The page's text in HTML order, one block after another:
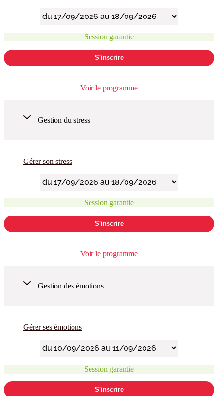
Session garantie
S'inscrire
Voir le programme
Gestion du stress
Gérer son stress
Session garantie
S'inscrire
Voir le programme
Gestion des émotions
Gérer ses émotions
Session garantie
S'inscrire